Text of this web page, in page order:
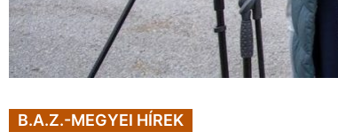
B.A.Z.-MEGYEI HÍREK